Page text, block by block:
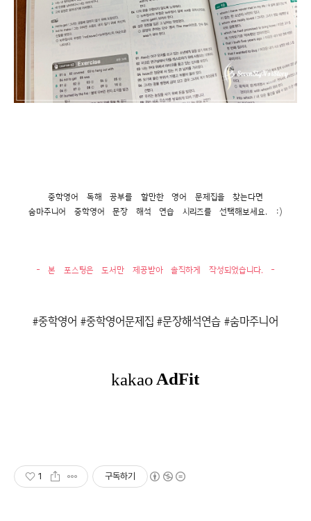
중학영어 독해 공부를 할만한 영어 문제집을 찾는다면
숨마주니어 중학영어 문장 해석 연습 시리즈를 선택해보세요. :)
- 본 포스팅은 도서만 제공받아 솔직하게 작성되었습니다. -
#중학영어 #중학영어문제집 #문장해석연습 #숨마주니어
1 구독하기